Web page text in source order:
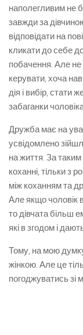
наполегливим не
завжди за
відповідати на
кликати до себе
побачення. Але
керувати, хоча
дія і вибір, стати
забаганки
Дружба має на
усвідомлено
на життя. За
коханні, тільки з
між коханням та
Але якщо чоловік
то дівчата більш
які в згодом і
Тому, на мою
жінкою. Але це
погоджуватись зі